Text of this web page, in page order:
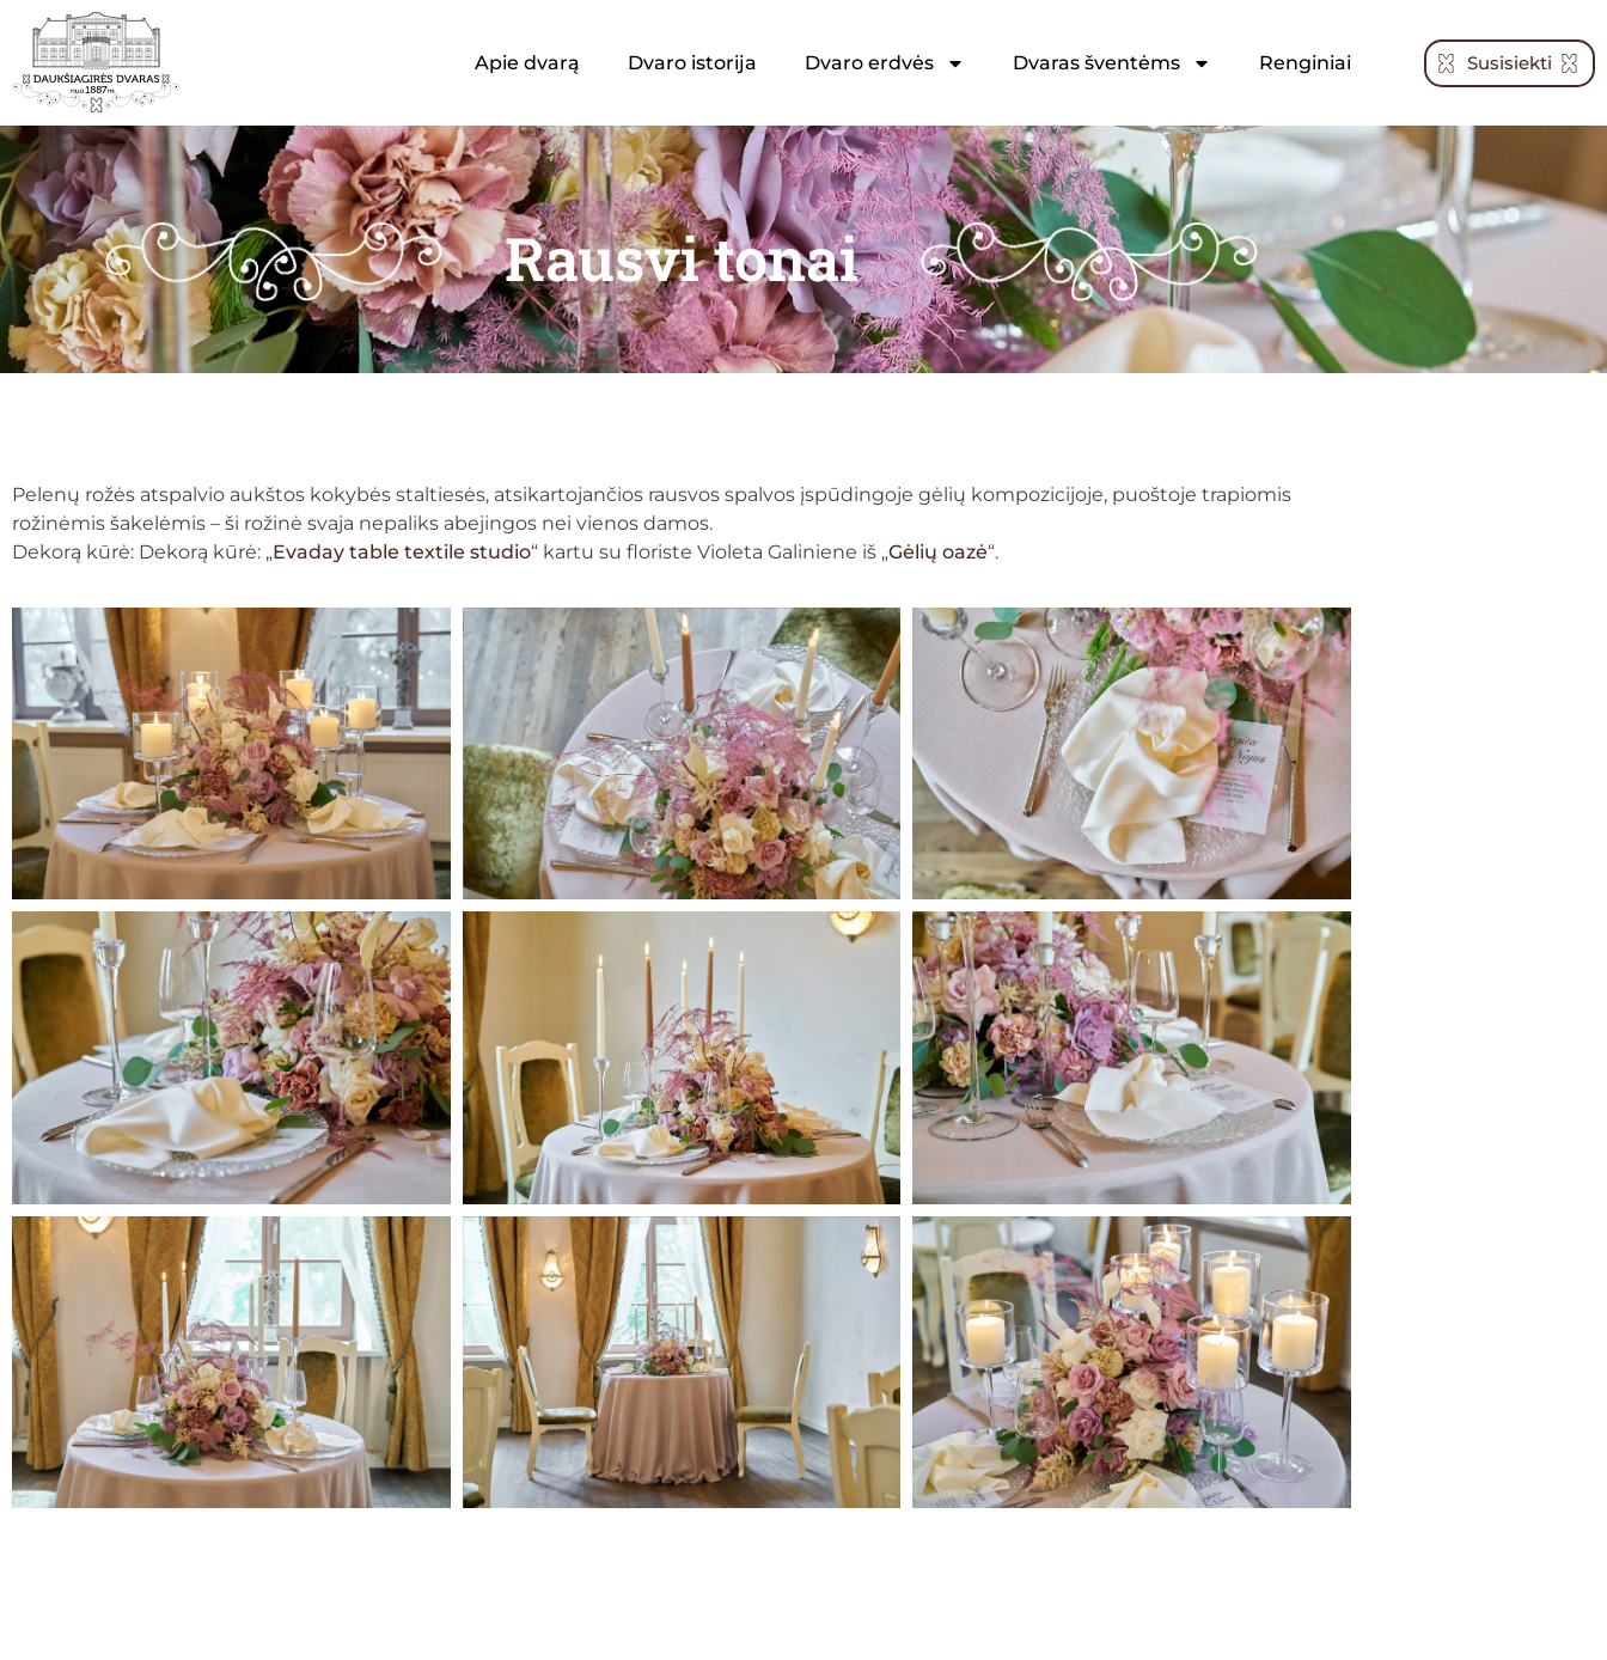
Apie dvarą Dvaro istorija Dvaro erdvės Dvaras šventėms Renginiai Susisiekti
Rausvi tonai
Pelenų rožės atspalvio aukštos kokybės staltiesės, atsikartojančios rausvos spalvos įspūdingoje gėlių kompozicijoje, puoštoje trapiomis
rožinėmis šakelėmis – ši rožinė svaja nepaliks abejingos nei vienos damos.
Dekorą kūrė: Dekorą kūrė: „Evaday table textile studio“ kartu su floriste Violeta Galiniene iš „Gėlių oazė“.